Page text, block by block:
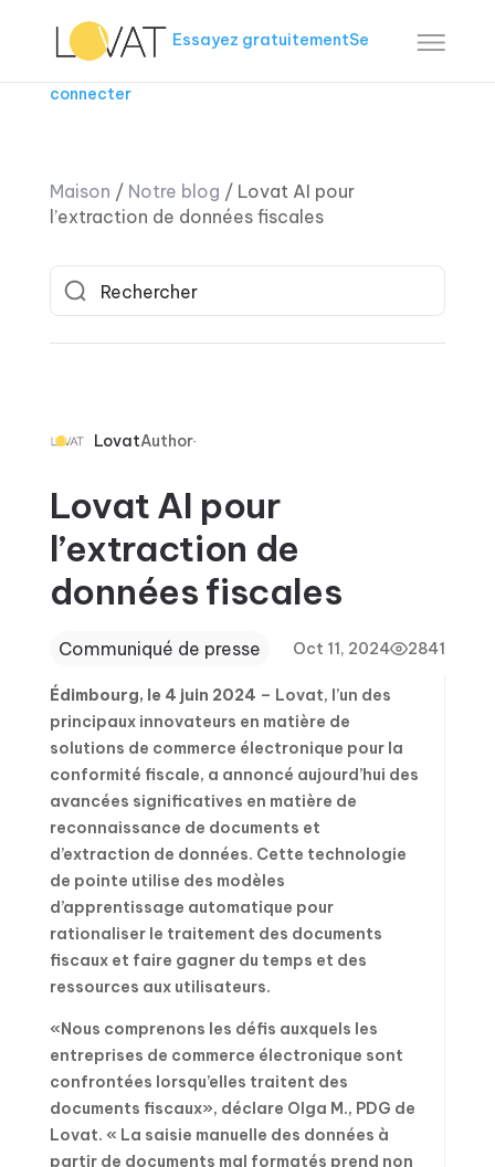
Essayez gratuitementSe
connecter
Maison / Notre blog / Lovat AI pour
l’extraction de données fiscales
LovatAuthor
Lovat AI pour
l’extraction de
données fiscales
Communiqué de presse Oct 11, 2024 2841
Édimbourg, le 4 juin 2024 – Lovat, l’un des
principaux innovateurs en matière de
solutions de commerce électronique pour la
conformité fiscale, a annoncé aujourd’hui des
avancées significatives en matière de
reconnaissance de documents et
d’extraction de données. Cette technologie
de pointe utilise des modèles
d’apprentissage automatique pour
rationaliser le traitement des documents
fiscaux et faire gagner du temps et des
ressources aux utilisateurs.
«Nous comprenons les défis auxquels les
entreprises de commerce électronique sont
confrontées lorsqu’elles traitent des
documents fiscaux», déclare Olga M., PDG de
Lovat. « La saisie manuelle des données à
partir de documents mal formatés prend non